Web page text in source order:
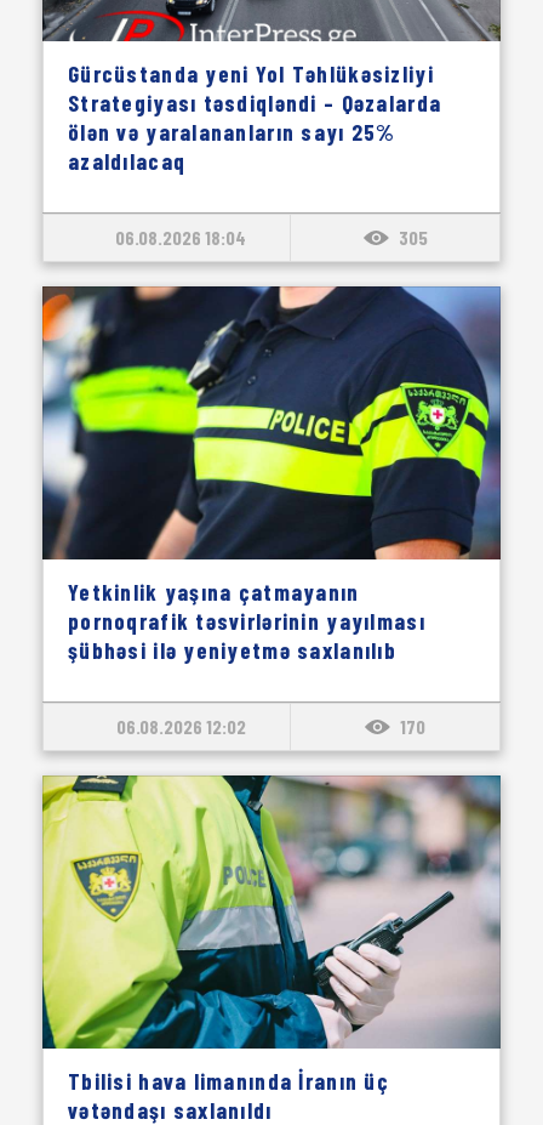
Gürcüstanda yeni Yol Təhlükəsizliyi
Strategiyası təsdiqləndi – Qəzalarda
ölən və yaralananların sayı 25%
azaldılacaq
06.08.2026 18:04 305
Yetkinlik yaşına çatmayanın
pornoqrafik təsvirlərinin yayılması
şübhəsi ilə yeniyetmə saxlanılıb
06.08.2026 12:02 170
Tbilisi hava limanında İranın üç
vətəndaşı saxlanıldı